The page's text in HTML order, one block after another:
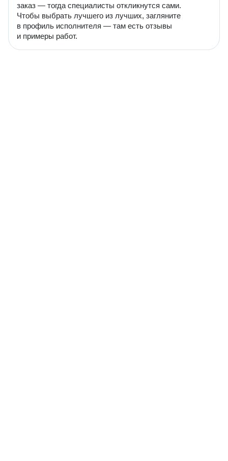
заказ — тогда специалисты откликнутся сами.
Чтобы выбрать лучшего из лучших, загляните
в профиль исполнителя — там есть отзывы
и примеры работ.